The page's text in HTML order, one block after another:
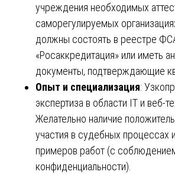
учреждения необходимых
саморегулируемых
должны состоять в реестре
«Росаккредитация» или иметь
документы, подтверждающие
Опыт и специализация:
экспертиза в области IT и веб-
Желательно наличие
участия в судебных процессах
примеров работ (с
конфиденциальности).